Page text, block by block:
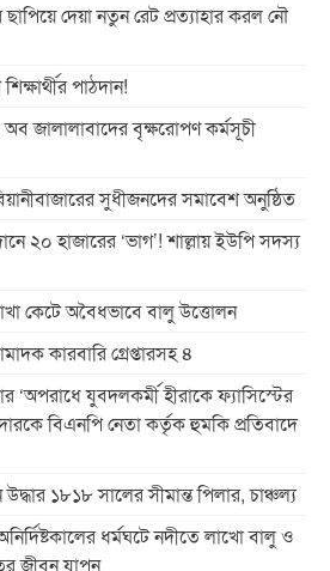
দেয়া নতুন রেট প্রত্যাহার করল নৌ
পাঠদান!
অব জালালাবাদের বৃক্ষরোপণ কর্মসূচী
সুধীজনদের সমাবেশ অনুষ্ঠিত
২০ হাজারের ‘ভাগ’! শাল্লায় ইউপি সদস্য
কেটে অবৈধভাবে বালু উত্তোলন
কারবারি গ্রেপ্তারসহ ৪
‘অপরাধে যুবদলকর্মী হীরাকে ফ্যাসিস্টের
বিএনপি নেতা কর্তৃক হুমকি প্রতিবাদে
১৮১৮ সালের সীমান্ত পিলার, চাঞ্চল্য
ধর্মঘটে নদীতে লাখো বালু ও
জীবন যাপন